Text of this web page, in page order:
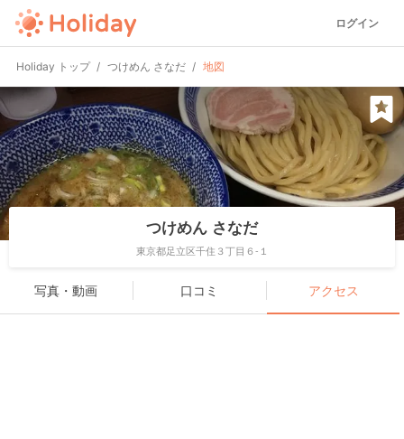
ログイン
Holiday トップ つけめん さなだ 地図
つけめん さなだ
東京都足立区千住３丁目６-１
写真・動画 口コミ アクセス